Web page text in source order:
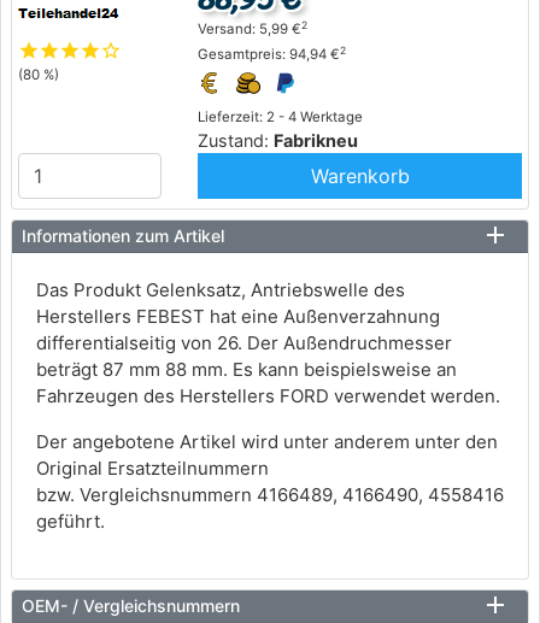
starstarstarstarstar_outline
(80 %)
Lieferzeit: 2 - 4 Werktage
Zustand: Fabrikneu
Versand: 5,99 €2
Gesamtpreis: 94,94 €2
Warenkorb
Informationen zum Artikel
Das Produkt Gelenksatz, Antriebswelle des
Herstellers FEBEST hat eine Außenverzahnung
differentialseitig von 26. Der Außendruchmesser
beträgt 87 mm 88 mm. Es kann beispielsweise an
Fahrzeugen des Herstellers FORD verwendet werden.
Der angebotene Artikel wird unter anderem unter den
Original Ersatzteilnummern
bzw. Vergleichsnummern 4166489, 4166490, 4558416
geführt.
OEM- / Vergleichsnummern